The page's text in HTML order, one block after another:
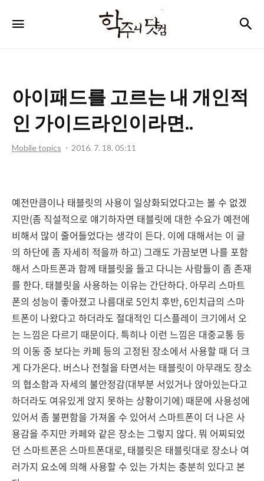
주
컴
아이패드를 고르는 내 개인적
인 가이드라인이라면..
Mobile topics 2016. 7. 18. 05:11
예전만큼이나 태블릿의 사용이 일상화되었다고는 볼 수 없겠
지만(좀 직설적으로 얘기하자면 태블릿에 대한 수요가 예전에
비해서 많이 줄어들었다는 생각이 든다. 이에 대해서는 이 글
의 하단에 좀 자세히 적을까 하고) 그래도 가끔보면 나를 포함
해서 스마트폰과 함께 태블릿을 들고 다니는 사람들이 좀 존재
를 한다. 태블릿을 사용하는 이유는 간단하다. 아무리 스마트
폰의 성능이 좋아졌고 나름대로 5인치 후반, 6인치급의 스마
트폰이 나왔다고 하더라도 절대적인 디스플레이 크기에서 오
는 느낌은 다르기 때문이다. 특히나 이런 느낌은 대중교통 등
의 이동 중 보다는 카페 등의 고정된 장소에서 사용할 때 더 크
게 다가온다. 버스나 전철을 타면서는 태블릿이 아무래도 장소
의 협소함과 자세의 불안정감(대부분 서있거나 앉아있는다고
하더라도 여유있게 앉지 못하는 상황이기에) 때문에 사용성에
있어서 좀 불편함을 가져올 수 있어서 스마트폰이 더 나은 사
용감을 주지만 카페와 같은 장소는 그렇지 않다. 뭐 어찌되었
던 스마트폰은 스마트폰대로, 태블릿은 태블릿대로 장소나 여
러가지 요소에 의해 사용할 수 있는 가치는 충분히 있다고 본